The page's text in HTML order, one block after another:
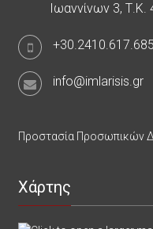
Ιωαννίνων 3,
+30.2410.617.685
info@imlarisis.gr
Προστασία Προσωπικών
Χάρτης